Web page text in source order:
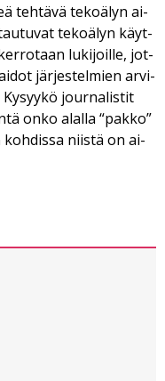
teh­tä­vä te­ko­ä­lyn ai­
te­ko­ä­lyn käyt­
lu­ki­joil­le, jot­
jär­jes­tel­mien ar­vi­
jour­na­lis­tit
on­ko alal­la “pak­ko”
koh­dis­sa niis­tä on ai­